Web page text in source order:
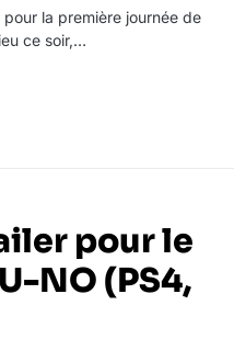
la première journée de
ce soir,…
pour le
NO (PS4,